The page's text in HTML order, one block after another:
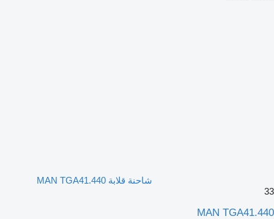
شاحنة قلابة MAN TGA41.440
33
MAN TGA41.440